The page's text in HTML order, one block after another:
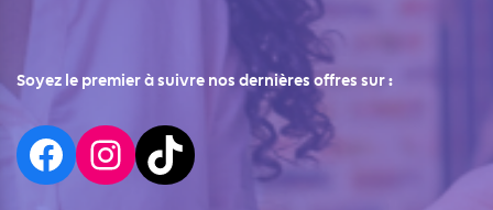
Soyez le premier à suivre nos dernières offres sur :